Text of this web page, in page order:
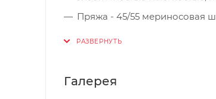
Пряжа - 45/55 мериносовая
дополнительным теплом.
Галерея